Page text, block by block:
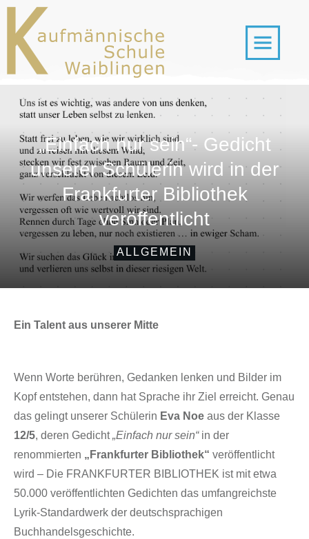
„Einfach nur sein“- Gedicht
unserer Schülerin wird in der
Frankfurter Bibliothek
veröffentlicht
ALLGEMEIN
Ein Talent aus unserer Mitte
Wenn Worte berühren, Gedanken lenken und Bilder im
Kopf entstehen, dann hat Sprache ihr Ziel erreicht. Genau
das gelingt unserer Schülerin Eva Noe aus der Klasse
12/5, deren Gedicht„Einfach nur sein“in der
renommierten „Frankfurter Bibliothek“ veröffentlicht
wird – Die FRANKFURTER BIBLIOTHEK ist mit etwa
50.000 veröffentlichten Gedichten das umfangreichste
Lyrik-Standardwerk der deutschsprachigen
Buchhandelsgeschichte.